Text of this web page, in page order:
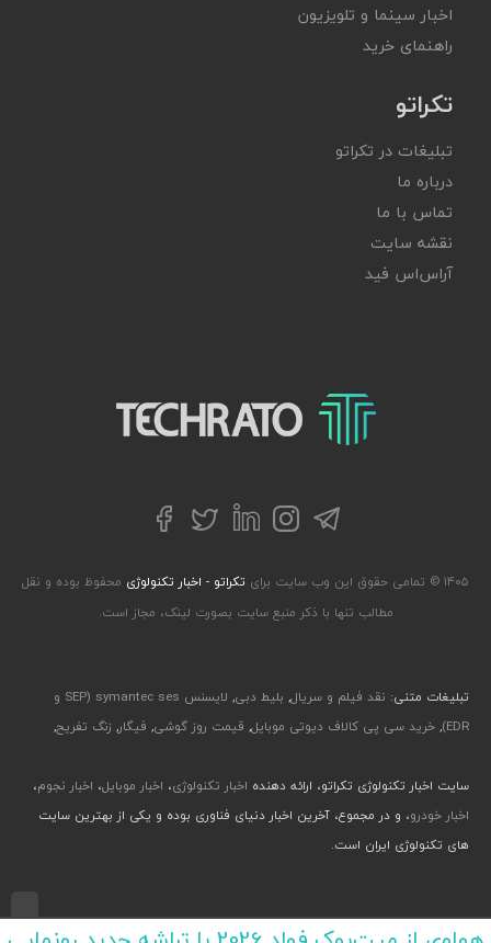
اخبار سینما و تلویزیون
راهنمای خرید
تکراتو
تبلیغات در تکراتو
درباره ما
تماس با ما
نقشه سایت
آر‌اس‌اس فید
تکراتو – زندگی با تکنولوژی
تلگراماینستاگرام
لینکداینتوییترفیسبوک
۱۴۰۵ © تمامی حقوق این وب سایت برای تکراتو - اخبار تکنولوژی محفوظ بوده و نقل
مطالب تنها با ذکر منبع سایت بصورت لینک، مجاز است.
تبلیغات متنی: نقد فیلم و سریال, بلیط دبی,
لایسنس symantec ses (SEP و
EDR)
, خرید سی پی کالاف دیوتی موبایل, قیمت روز گوشی, فیگار, زنگ تفریح,
سایت اخبار تکنولوژی تکراتو، ارائه دهنده اخبار تکنولوژی، اخبار موبایل، اخبار نجوم،
اخبار خودرو، و در مجموع، آخرین اخبار دنیای فناوری بوده و یکی از بهترین سایت
های تکنولوژی ایران است.
طراحی رابط کاربری و تجربی توسط جواد صابری، گروه افرو - اجرا با طراحی وب پارسا